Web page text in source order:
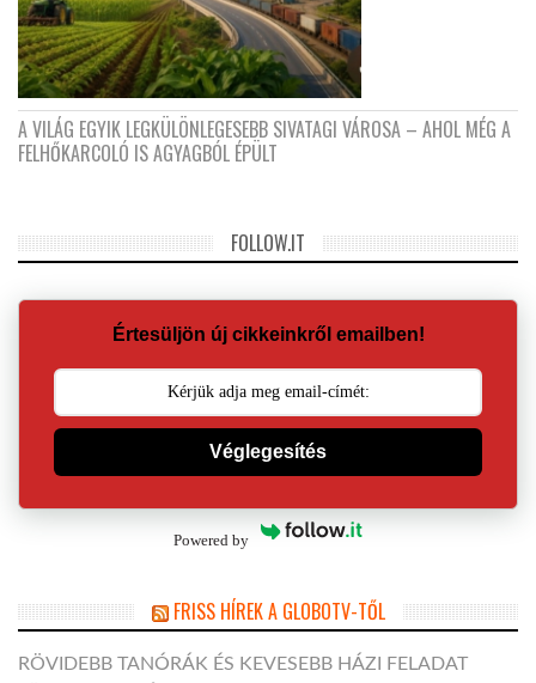
A VILÁG EGYIK LEGKÜLÖNLEGESEBB SIVATAGI VÁROSA – AHOL MÉG A
FELHŐKARCOLÓ IS AGYAGBÓL ÉPÜLT
FOLLOW.IT
Értesüljön új cikkeinkről emailben!
Véglegesítés
Powered by
FRISS HÍREK A GLOBOTV-TŐL
RÖVIDEBB TANÓRÁK ÉS KEVESEBB HÁZI FELADAT